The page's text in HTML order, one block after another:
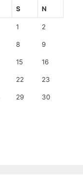
S N
1 2
8 9
15 16
22 23
29 30